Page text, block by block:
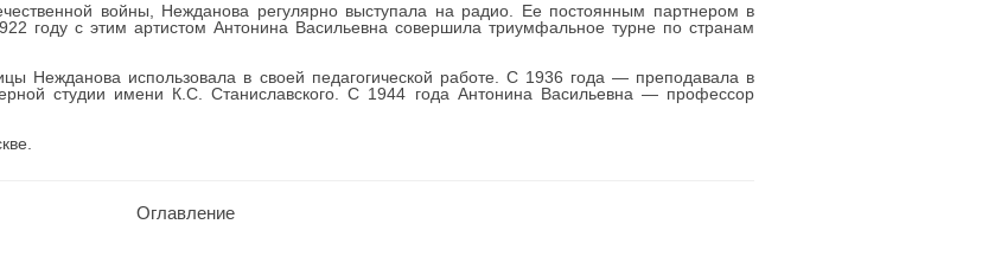
войны, Нежданова регулярно выступала на радио. Ее постоянным партнером в
году с этим артистом Антонина Васильевна совершила триумфальное турне по странам
Нежданова использовала в своей педагогической работе. С 1936 года — преподавала в
студии имени К.С. Станиславского. С 1944 года Антонина Васильевна — профессор
Оглавление